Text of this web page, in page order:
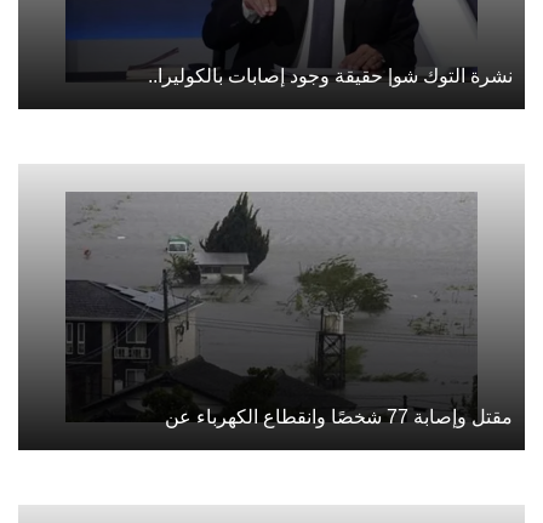
نشرة التوك شو| حقيقة وجود إصابات بالكوليرا..
مقتل وإصابة 77 شخصًا وانقطاع الكهرباء عن